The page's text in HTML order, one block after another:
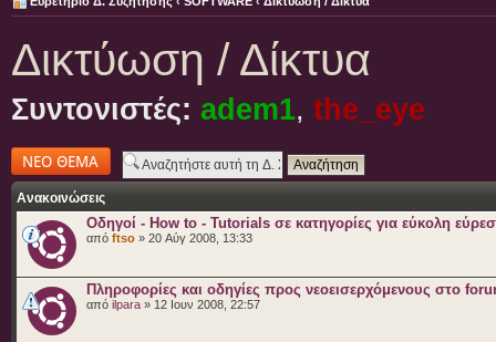
Δικτύωση / Δίκτυα
Συντονιστές: adem1, the_eye
Δημιουργία νέου
θέματος
Ανακοινώσεις
Οδηγοί - How to - Tutorials σε κατηγορίες για εύκολη
από ftso » 20 Αύγ 2008, 13:33
Πληροφορίες και οδηγίες προς νεοεισερχόμενους στο
από ilpara » 12 Ιουν 2008, 22:57